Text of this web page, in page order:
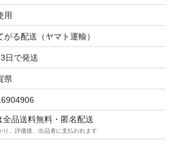
用
がる配送（ヤマト運輸）
日で発送
県
全品送料無料・匿名配送
り、評価後、出品者に支払われます